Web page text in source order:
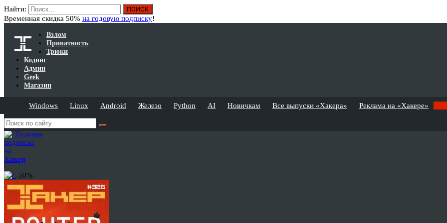
Найти:
Временная скидка 50% на годовую подписку!
Взлом
Приватность
Трюки
Кодинг
Админ
Geek
Магазин
Windows Linux Android Железо Python AI Новичкам Все выпуски «Хакера» Реклама на «Хакере»
Годовая
подписка
на
Хакер
-50%